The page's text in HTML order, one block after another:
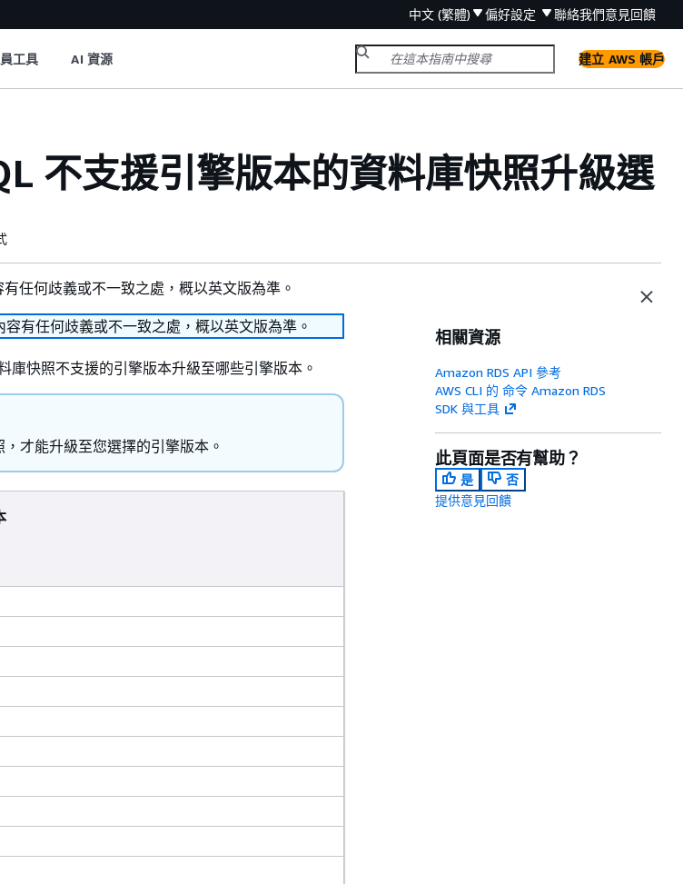
中文 (繁體) 偏好設定 聯絡我們意見回饋
工具 AI 資源 建立 AWS 帳戶
不支援引擎版本的資料庫快照升級選
任何歧義或不一致之處，概以英文版為準。
有任何歧義或不一致之處，概以英文版為準。
庫快照不支援的引擎版本升級至哪些引擎版本。
才能升級至您選擇的引擎版本。
相關資源
Amazon RDS API 參考
AWS CLI 的 命令 Amazon RDS
SDK 與工具
此頁面是否有幫助？
是
否
提供意見回饋